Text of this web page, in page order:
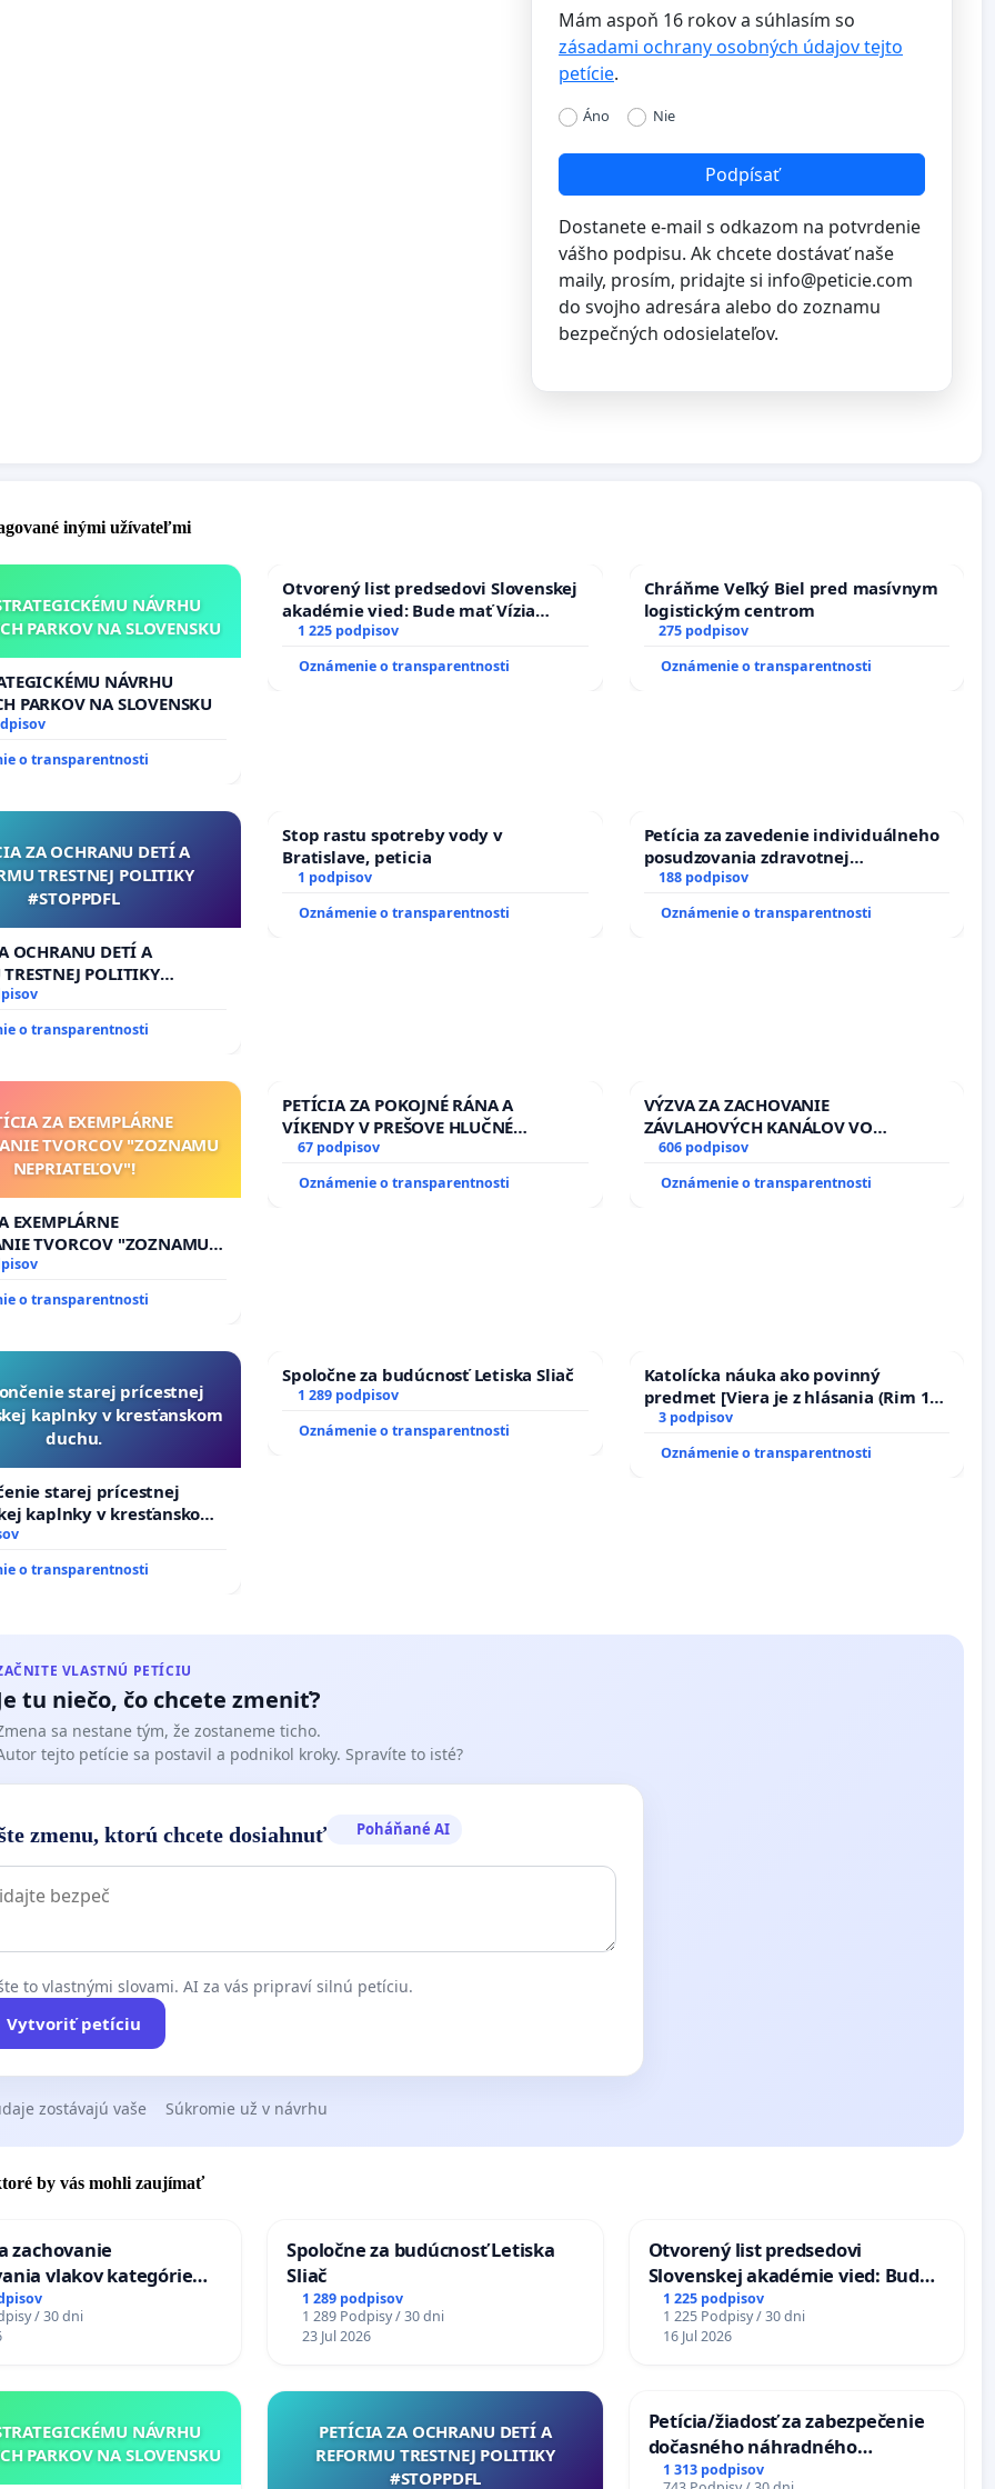
aby sa zastupiteľstvo riadilo vôľou obyvateľov obce, nie
investorov.
v súlade so zákonom č. 85/1990 Zb. o
prehlasujem, že mám minimálne 16 rokov a súhlasím
a uchovaním osobných údajov pre účely tejto
potvrďte svoj podpis kliknutím na link vo vašej
pošte medzi prijatými e-mailmi.
Mám aspoň 16 rokov a súhlasím so
zásadami ochrany osobných údajov tejto
petície.
Áno Nie
Podpísať
Dostanete e-mail s odkazom na potvrdenie
vášho podpisu. Ak chcete dostávať naše
maily, prosím, pridajte si info@peticie.com
do svojho adresára alebo do zoznamu
bezpečných odosielateľov.
inými užívateľmi
NÁVRHU
PARKOV NA SLOVENSKU
NÁVRHU
PARKOV NA SLOVENSKU
o transparentnosti
Otvorený list predsedovi Slovenskej
akadémie vied: Bude mať Vízia
Slovenska 2040 mravnú chrbticu?
1 225 podpisov
Oznámenie o transparentnosti
Chráňme Veľký Biel pred masívnym
logistickým centrom
275 podpisov
Oznámenie o transparentnosti
ZA OCHRANU DETÍ A
TRESTNEJ POLITIKY
#STOPPDFL
OCHRANU DETÍ A
POLITIKY
o transparentnosti
Stop rastu spotreby vody v
Bratislave, peticia
1 podpisov
Oznámenie o transparentnosti
Petícia za zavedenie individuálneho
posudzovania zdravotnej
spôsobilosti osôb s diabetom 1. a 2.
zboru SR
188 podpisov
Oznámenie o transparentnosti
ZA EXEMPLÁRNE
TVORCOV "ZOZNAMU
NEPRIATEĽOV"!
EXEMPLÁRNE
TVORCOV "ZOZNAMU
o transparentnosti
PETÍCIA ZA POKOJNÉ RÁNA A
VÍKENDY V PREŠOVE HLUČNÉ
STAVEBNÉ PRÁCE V SOBOTU LEN OD
TÝŽDEŇ CIEĽ 8.00 – 18.00 HOD. A
67 podpisov
Oznámenie o transparentnosti
VÝZVA ZA ZACHOVANIE
ZÁVLAHOVÝCH KANÁLOV VO
VÝLUČNOM VLASTNÍCTVE A POD
& žiadosť na riešenie zanedbaného
606 podpisov
Oznámenie o transparentnosti
starej prícestnej
kaplnky v kresťanskom
duchu.
starej prícestnej
kaplnky v kresťanskom
o transparentnosti
Spoločne za budúcnosť Letiska Sliač
1 289 podpisov
Oznámenie o transparentnosti
Katolícka náuka ako povinný
predmet [Viera je z hlásania (Rim 10,
17)]
3 podpisov
Oznámenie o transparentnosti
VLASTNÚ PETÍCIU
tu niečo, čo chcete zmeniť?
sa nestane tým, že zostaneme ticho.
tejto petície sa postavil a podnikol kroky. Spravíte to isté?
zmenu, ktorú chcete dosiahnuť Poháňané AI
to vlastnými slovami. AI za vás pripraví silnú petíciu.
Vytvoriť petíciu
zostávajú vaše Súkromie už v návrhu
by vás mohli zaujímať
zachovanie
vlakov kategórie
TATRAN v železničnej
/ 30 dni
Spoločne za budúcnosť Letiska
Sliač
1 289 podpisov
1 289 Podpisy / 30 dni
23 Jul 2026
Otvorený list predsedovi
Slovenskej akadémie vied: Bude
mať Vízia Slovenska 2040 mravnú
chrbticu?
1 225 podpisov
1 225 Podpisy / 30 dni
16 Jul 2026
NÁVRHU
PARKOV NA SLOVENSKU
PETÍCIA ZA OCHRANU DETÍ A
REFORMU TRESTNEJ POLITIKY
#STOPPDFL
Petícia/žiadosť za zabezpečenie
dočasného náhradného
premostenia Váhu počas úplnej
1 313 podpisov